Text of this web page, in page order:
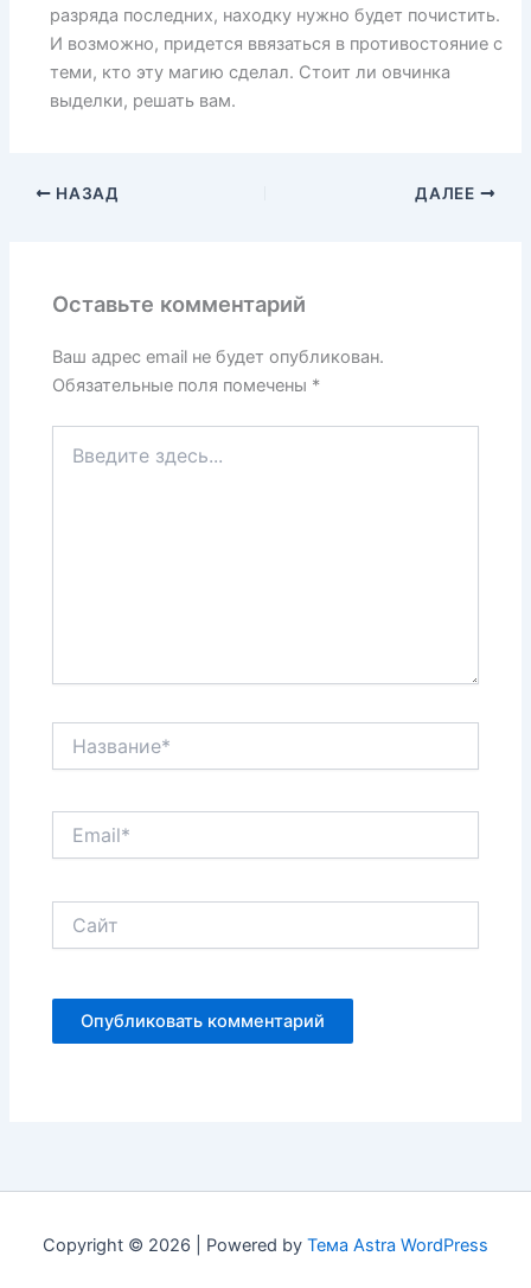
разряда последних, находку нужно будет почистить.
И возможно, придется ввязаться в противостояние с
теми, кто эту магию сделал. Стоит ли овчинка
выделки, решать вам.
НАЗАД ДАЛЕЕ
Оставьте комментарий
Ваш адрес email не будет опубликован.
Обязательные поля помечены *
здесь...
Copyright © 2026 | Powered by Тема Astra WordPress